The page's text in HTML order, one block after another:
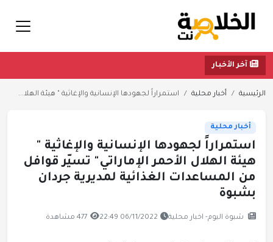
آخر الأخبار
الرئيسية أخبار محلية استمراراً لجهودها الإنسانية والإغاثية " هيئة الهلا...
أخبار محلية
استمراراً لجهودها الإنسانية والإغاثية "
هيئة الهلال الأحمر الإماراتي" تسيّر قوافل
من المساعدات الغذائية لمديرية جردان
بشبوة
شبوة اليوم- اخبار محلية 06/11/2022 22:49 477 مشاهدة